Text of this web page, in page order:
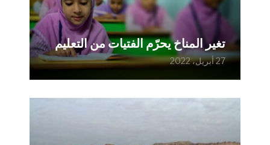
تغير المناخ يحرّم الفتيات من التعليم
27 أبريل، 2022